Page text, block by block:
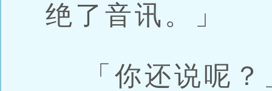
绝了音讯。」
「你还说呢？